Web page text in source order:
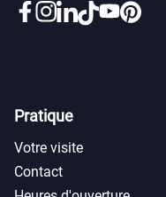
Pratique
Votre visite
Contact